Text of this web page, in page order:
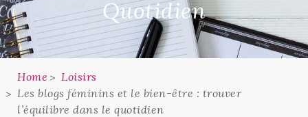
Quotidien
Home
Loisirs
Les blogs féminins et le bien-être : trouver
l’équilibre dans le quotidien